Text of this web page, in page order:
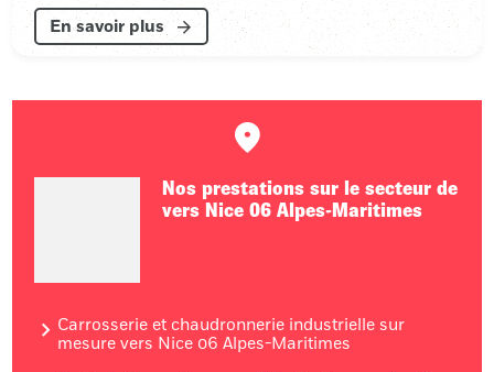
En savoir plus
Nos prestations sur le secteur de
vers Nice 06 Alpes-Maritimes
Carrosserie et chaudronnerie industrielle sur
mesure vers Nice 06 Alpes-Maritimes